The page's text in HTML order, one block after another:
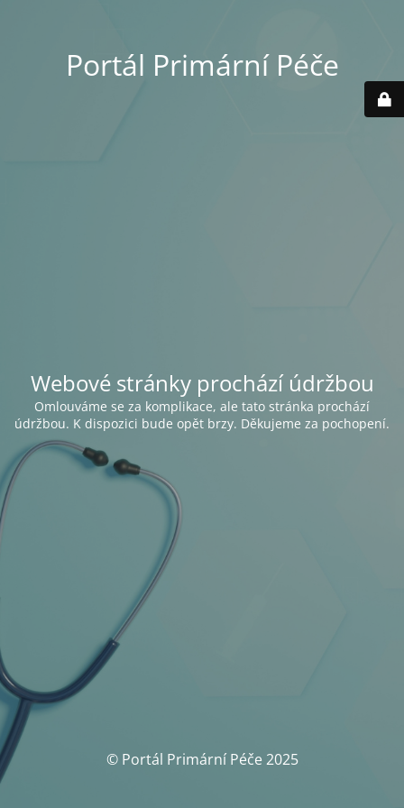
Portál Primární Péče
Webové stránky prochází údržbou
Omlouváme se za komplikace, ale tato stránka prochází
údržbou. K dispozici bude opět brzy. Děkujeme za pochopení.
© Portál Primární Péče 2025